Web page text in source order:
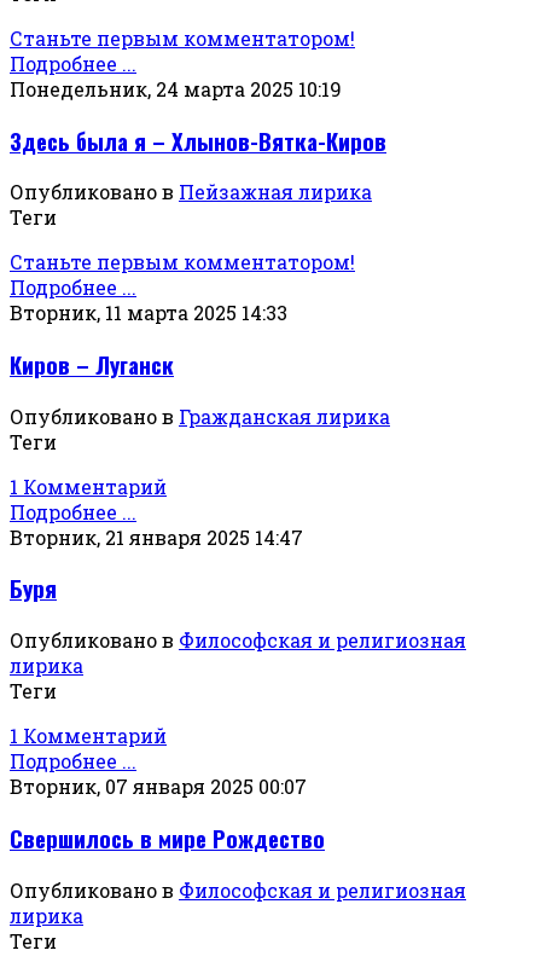
Станьте первым комментатором!
Подробнее ...
Понедельник, 24 марта 2025 10:19
Здесь была я – Хлынов-Вятка-Киров
Опубликовано в Пейзажная лирика
Теги
Станьте первым комментатором!
Подробнее ...
Вторник, 11 марта 2025 14:33
Киров – Луганск
Опубликовано в Гражданская лирика
Теги
1 Комментарий
Подробнее ...
Вторник, 21 января 2025 14:47
Буря
Опубликовано в Философская и религиозная
лирика
Теги
1 Комментарий
Подробнее ...
Вторник, 07 января 2025 00:07
Свершилось в мире Рождество
Опубликовано в Философская и религиозная
лирика
Теги